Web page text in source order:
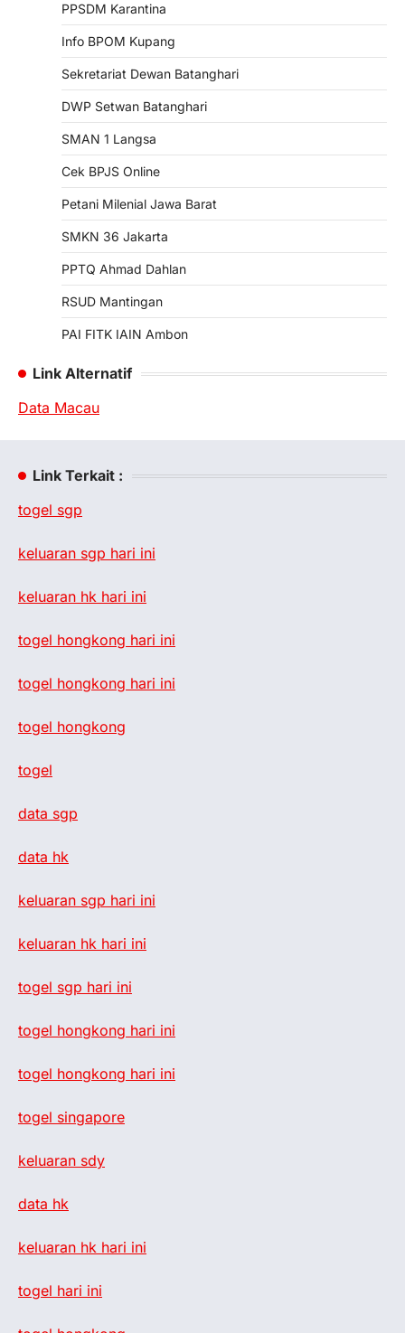
PPSDM Karantina
Info BPOM Kupang
Sekretariat Dewan Batanghari
DWP Setwan Batanghari
SMAN 1 Langsa
Cek BPJS Online
Petani Milenial Jawa Barat
SMKN 36 Jakarta
PPTQ Ahmad Dahlan
RSUD Mantingan
PAI FITK IAIN Ambon
Link Alternatif
Data Macau
Link Terkait :
togel sgp
keluaran sgp hari ini
keluaran hk hari ini
togel hongkong hari ini
togel hongkong hari ini
togel hongkong
togel
data sgp
data hk
keluaran sgp hari ini
keluaran hk hari ini
togel sgp hari ini
togel hongkong hari ini
togel hongkong hari ini
togel singapore
keluaran sdy
data hk
keluaran hk hari ini
togel hari ini